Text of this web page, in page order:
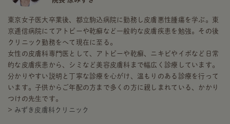
東京女子医大卒業後、都立駒込病院に勤務し皮膚悪性腫瘍を学ぶ。東
京逓信病院にてアトピーや乾癬など一般的な皮膚疾患を勉強。その後
クリニック勤務をへて現在に至る。
女性の皮膚科専門医として、アトピーや乾癬、ニキビやイボなど日常
的な皮膚疾患から、シミなど美容皮膚科まで幅広く診療しています。
分かりやすい説明と丁寧な診療を心がけ、温もりのある診療を行って
います。子供からご年配の方まで多くの方に親しまれている、かかり
つけの先生です。
> みずき皮膚科クリニック